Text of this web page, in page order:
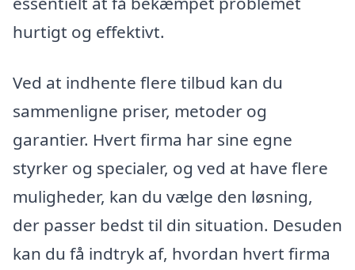
hurtigt og effektivt.
Ved at indhente flere tilbud kan du
sammenligne priser, metoder og
garantier. Hvert firma har sine egne
styrker og specialer, og ved at have flere
muligheder, kan du vælge den løsning,
der passer bedst til din situation. Desuden
kan du få indtryk af, hvordan hvert firma